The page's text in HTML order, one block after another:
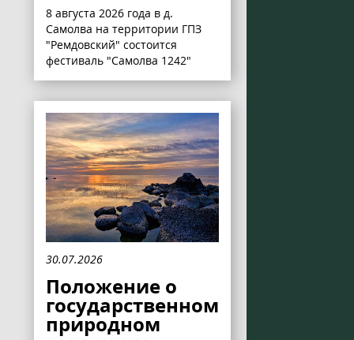
8 августа 2026 года в д.
Самолва на территории ГПЗ
"Ремдовский" состоится
фестиваль "Самолва 1242"
30.07.2026
Положение о
государственном
природном